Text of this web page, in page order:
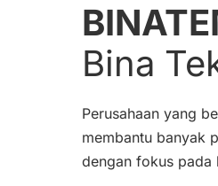
Bina
Perusahaan yang
membantu banyak
dengan fokus pada